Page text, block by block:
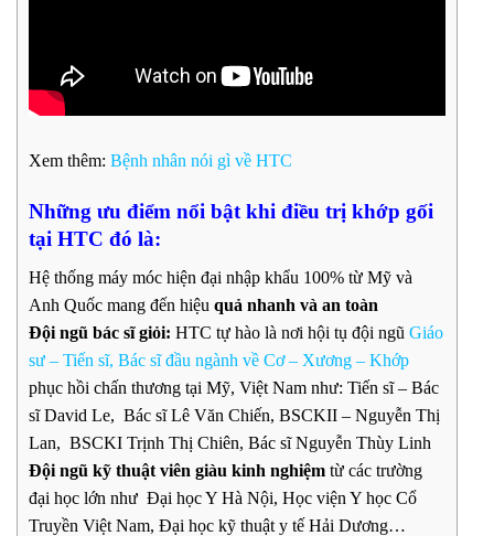
Xem thêm: Bệnh nhân nói gì về HTC
Những ưu điểm nổi bật khi điều trị khớp gối
tại HTC đó là:
Hệ thống máy móc hiện đại nhập khẩu 100% từ Mỹ và
Anh Quốc mang đến hiệu quả nhanh và an toàn
Đội ngũ bác sĩ giỏi: HTC tự hào là nơi hội tụ đội ngũ Giáo
sư – Tiến sĩ, Bác sĩ đầu ngành về Cơ – Xương – Khớp
phục hồi chấn thương tại Mỹ, Việt Nam như: Tiến sĩ – Bác
sĩ David Le, Bác sĩ Lê Văn Chiến, BSCKII – Nguyễn Thị
Lan, BSCKI Trịnh Thị Chiên, Bác sĩ Nguyễn Thùy Linh
Đội ngũ kỹ thuật viên giàu kinh nghiệm từ các trường
đại học lớn như Đại học Y Hà Nội, Học viện Y học Cổ
Truyền Việt Nam, Đại học kỹ thuật y tế Hải Dương…